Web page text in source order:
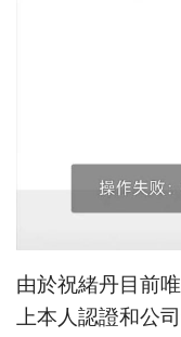
由於祝緒丹目前
上本人認證和公